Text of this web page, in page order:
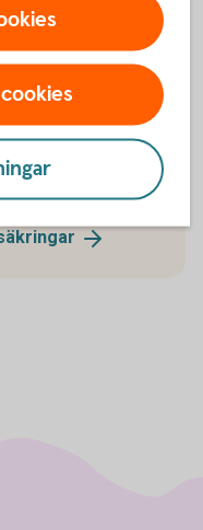
sett de senaste
för dig